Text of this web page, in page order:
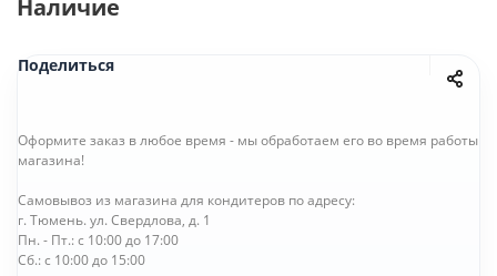
Наличие
Поделиться
Оформите заказ в любое время - мы обработаем его во время работы
магазина!
Самовывоз из магазина для кондитеров по адресу:
г. Тюмень. ул. Свердлова, д. 1
Пн. - Пт.: с 10:00 до 17:00
Сб.: с 10:00 до 15:00